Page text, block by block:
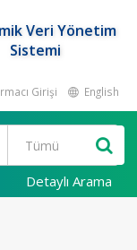
Veri Yönetim
Sistemi
Girişi English
Detaylı Arama